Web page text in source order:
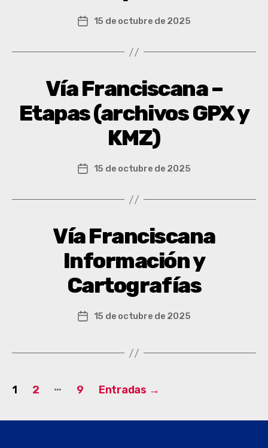
15 de octubre de 2025
Vía Franciscana –
Etapas (archivos GPX y
KMZ)
15 de octubre de 2025
Vía Franciscana
Información y
Cartografías
15 de octubre de 2025
1 2 … 9 Entradas →